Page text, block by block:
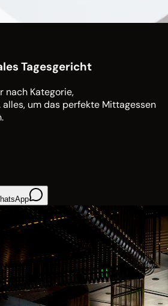
Tagesgericht
nach Kategorie,
alles, um das perfekte Mittagessen